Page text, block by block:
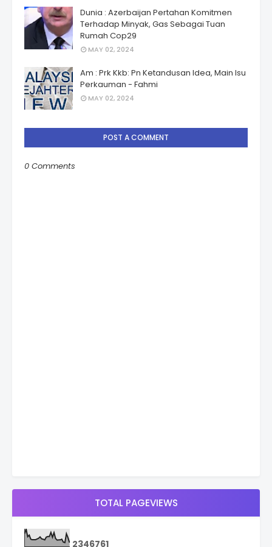
Dunia : Azerbaijan Pertahan Komitmen
Terhadap Minyak, Gas Sebagai Tuan
Rumah Cop29
MAY 02, 2024
Am : Prk Kkb: Pn Ketandusan Idea, Main Isu
Perkauman - Fahmi
MAY 02, 2024
POST A COMMENT
0 Comments
TOTAL PAGEVIEWS
2346761